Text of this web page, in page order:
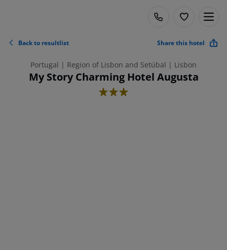
Back to resultlist Share this hotel
Portugal | Region of Lisbon and Setúbal | Lisbon
My Story Charming Hotel Augusta
3